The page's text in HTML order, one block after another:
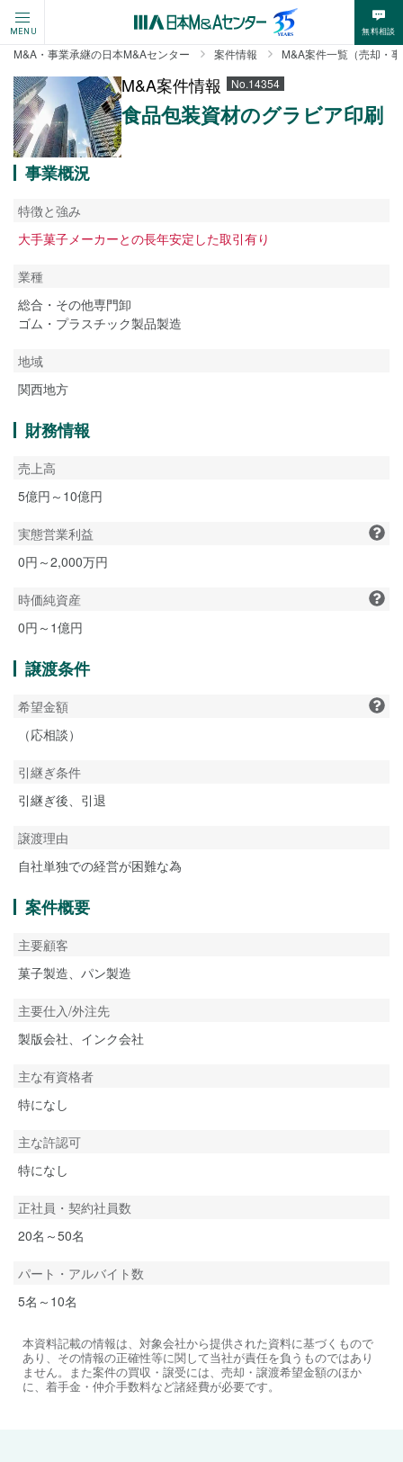
MENU 無料相談
M&A・事業承継の日本M&Aセンター 案件情報 M&A案件一覧（売却・
M&A案件情報 No.14354
食品包装資材のグラビア印刷
事業概況
特徴と強み
大手菓子メーカーとの長年安定した取引有り
業種
総合・その他専門卸
ゴム・プラスチック製品製造
地域
関西地方
財務情報
売上高
5億円～10億円
実態営業利益
0円～2,000万円
時価純資産
0円～1億円
譲渡条件
希望金額
（応相談）
引継ぎ条件
引継ぎ後、引退
譲渡理由
自社単独での経営が困難な為
案件概要
主要顧客
菓子製造、パン製造
主要仕入/外注先
製版会社、インク会社
主な有資格者
特になし
主な許認可
特になし
正社員・契約社員数
20名～50名
パート・アルバイト数
5名～10名
本資料記載の情報は、対象会社から提供された資料に基づくもので
あり、その情報の正確性等に関して当社が責任を負うものではあり
ません。また案件の買収・譲受には、売却・譲渡希望金額のほか
に、着手金・仲介手数料など諸経費が必要です。